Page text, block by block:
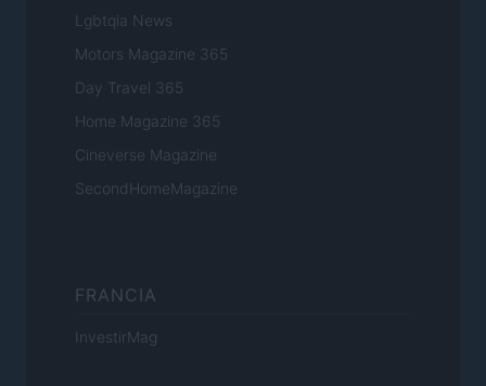
Lgbtqia News
Motors Magazine 365
Day Travel 365
Home Magazine 365
Cineverse Magazine
SecondHomeMagazine
FRANCIA
InvestirMag